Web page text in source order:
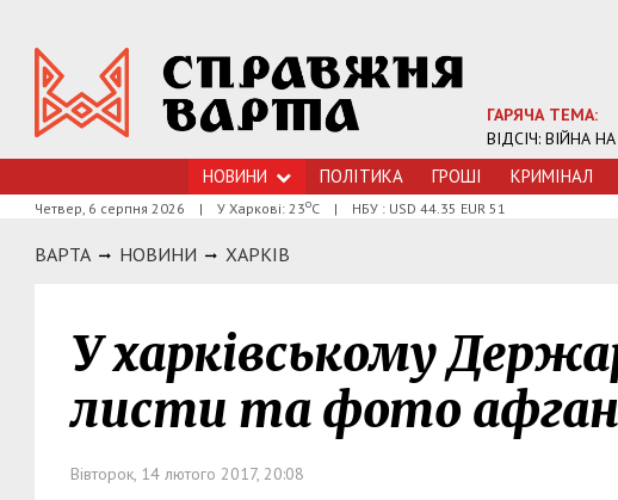
ГАРЯЧА ТЕМА:
ВІДСІЧ: ВІЙНА
НОВИНИ ПОЛІТИКА ГРОШI КРИМIНАЛ
Четвер, 6 серпня 2026 | У Харкові: 23оС | НБУ : USD 44.35 EUR 51
ВАРТА НОВИНИ ХАРКIВ
У харківському
листи та фото
Вівторок, 14 лютого 2017, 20:08